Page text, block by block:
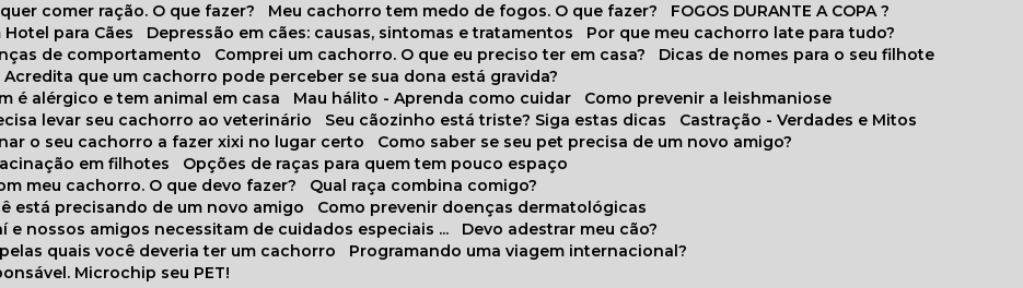
quer comer ração. O que fazer?
Meu cachorro tem medo de fogos. O que fazer?
FOGOS DURANTE A COPA ?
Hotel para Cães
Depressão em cães: causas, sintomas e tratamentos
Por que meu cachorro late para tudo?
de comportamento
Comprei um cachorro. O que eu preciso ter em casa?
Dicas de nomes para o seu filhote
Acredita que um cachorro pode perceber se sua dona está gravida?
é alérgico e tem animal em casa
Mau hálito - Aprenda como cuidar
Como prevenir a leishmaniose
levar seu cachorro ao veterinário
Seu cãozinho está triste? Siga estas dicas
Castração - Verdades e Mitos
o seu cachorro a fazer xixi no lugar certo
Como saber se seu pet precisa de um novo amigo?
em filhotes
Opções de raças para quem tem pouco espaço
meu cachorro. O que devo fazer?
Qual raça combina comigo?
está precisando de um novo amigo
Como prevenir doenças dermatológicas
aí e nossos amigos necessitam de cuidados especiais ...
Devo adestrar meu cão?
pelas quais você deveria ter um cachorro
Programando uma viagem internacional?
Microchip seu PET!